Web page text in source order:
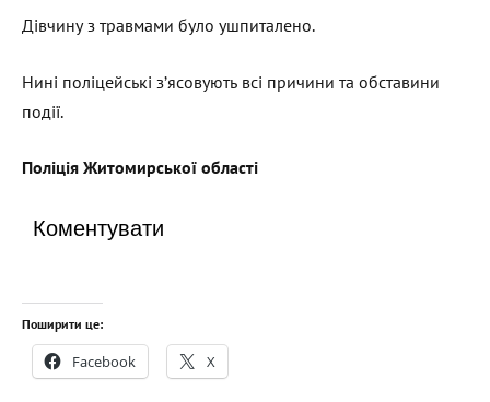
Дівчину з травмами було ушпиталено.
Нині поліцейські з’ясовують всі причини та обставини
події.
Поліція Житомирської області
Коментувати
Поширити це:
Facebook X